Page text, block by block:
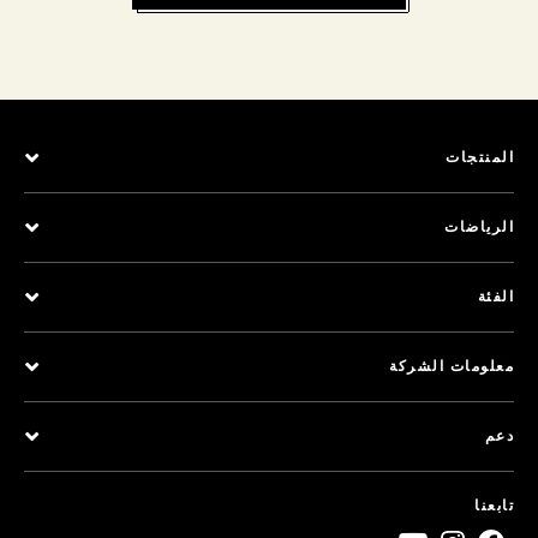
المنتجات
الرياضات
الفئة
معلومات الشركة
دعم
تابعنا